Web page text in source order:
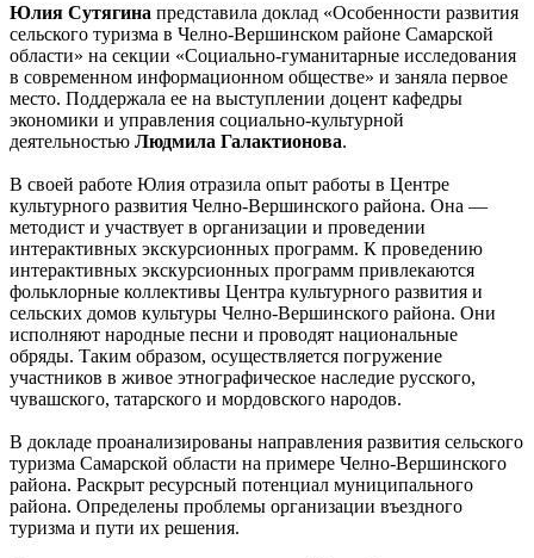
Юлия Сутягина представила доклад «Особенности развития
сельского туризма в Челно-Вершинском районе Самарской
области» на секции «Социально-гуманитарные исследования
в современном информационном обществе» и заняла первое
место. Поддержала ее на выступлении доцент кафедры
экономики и управления социально-культурной
деятельностью Людмила Галактионова.
В своей работе Юлия отразила опыт работы в Центре
культурного развития Челно-Вершинского района. Она —
методист и участвует в организации и проведении
интерактивных экскурсионных программ. К проведению
интерактивных экскурсионных программ привлекаются
фольклорные коллективы Центра культурного развития и
сельских домов культуры Челно-Вершинского района. Они
исполняют народные песни и проводят национальные
обряды. Таким образом, осуществляется погружение
участников в живое этнографическое наследие русского,
чувашского, татарского и мордовского народов.
В докладе проанализированы направления развития сельского
туризма Самарской области на примере Челно-Вершинского
района. Раскрыт ресурсный потенциал муниципального
района. Определены проблемы организации въездного
туризма и пути их решения.